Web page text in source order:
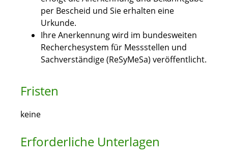
per Bescheid und Sie erhalten eine
Urkunde.
Ihre Anerkennung wird im bundesweiten
Recherchesystem für Messstellen und
Sachverständige (ReSyMeSa) veröffentlicht.
Fristen
keine
Erforderliche Unterlagen